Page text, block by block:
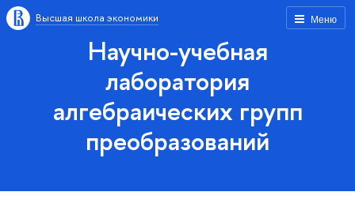
Меню
Высшая школа экономики
Научно-учебная
лаборатория
алгебраических групп
преобразований